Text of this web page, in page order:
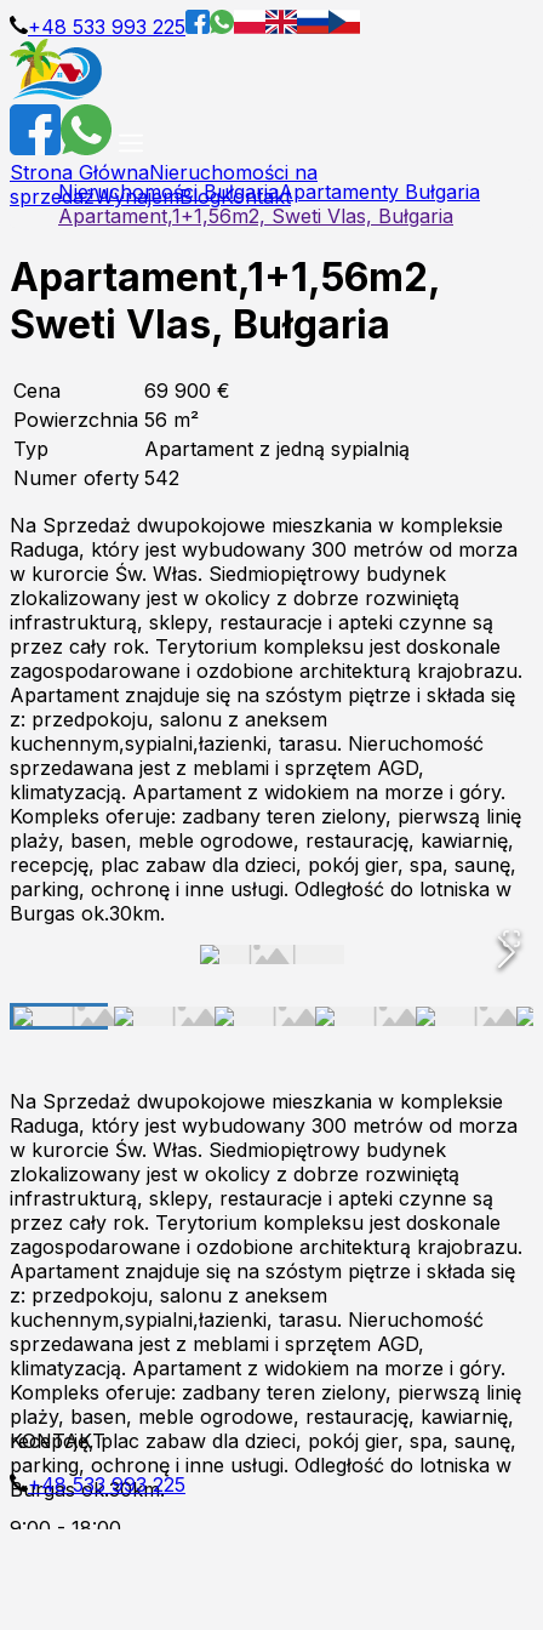
+48 533 993 225
Strona GłównaNieruchomości na
sprzedażWynajemBlogKontakt
Nieruchomości BułgariaApartamenty Bułgaria
Apartament,1+1,56m2, Sweti Vlas, Bułgaria
Apartament,1+1,56m2,
Sweti Vlas, Bułgaria
Cena
69 900 €
Powierzchnia 56 m²
Typ
Apartament z jedną sypialnią
Numer oferty 542
Na Sprzedaż dwupokojowe mieszkania w kompleksie
Raduga, który jest wybudowany 300 metrów od morza
w kurorcie Św. Włas. Siedmiopiętrowy budynek
zlokalizowany jest w okolicy z dobrze rozwiniętą
infrastrukturą, sklepy, restauracje i apteki czynne są
przez cały rok. Terytorium kompleksu jest doskonale
zagospodarowane i ozdobione architekturą krajobrazu.
Apartament znajduje się na szóstym piętrze i składa się
z: przedpokoju, salonu z aneksem
kuchennym,sypialni,łazienki, tarasu. Nieruchomość
sprzedawana jest z meblami i sprzętem AGD,
klimatyzacją. Apartament z widokiem na morze i góry.
Kompleks oferuje: zadbany teren zielony, pierwszą linię
plaży, basen, meble ogrodowe, restaurację, kawiarnię,
recepcję, plac zabaw dla dzieci, pokój gier, spa, saunę,
parking, ochronę i inne usługi. Odległość do lotniska w
Burgas ok.30km.
Na Sprzedaż dwupokojowe mieszkania w kompleksie
Raduga, który jest wybudowany 300 metrów od morza
w kurorcie Św. Włas. Siedmiopiętrowy budynek
zlokalizowany jest w okolicy z dobrze rozwiniętą
infrastrukturą, sklepy, restauracje i apteki czynne są
przez cały rok. Terytorium kompleksu jest doskonale
zagospodarowane i ozdobione architekturą krajobrazu.
Apartament znajduje się na szóstym piętrze i składa się
z: przedpokoju, salonu z aneksem
kuchennym,sypialni,łazienki, tarasu. Nieruchomość
sprzedawana jest z meblami i sprzętem AGD,
klimatyzacją. Apartament z widokiem na morze i góry.
Kompleks oferuje: zadbany teren zielony, pierwszą linię
plaży, basen, meble ogrodowe, restaurację, kawiarnię,
recepcję, plac zabaw dla dzieci, pokój gier, spa, saunę,
parking, ochronę i inne usługi. Odległość do lotniska w
Burgas ok.30km.
KONTAKT
+48 533 993 225
9:00 - 18:00